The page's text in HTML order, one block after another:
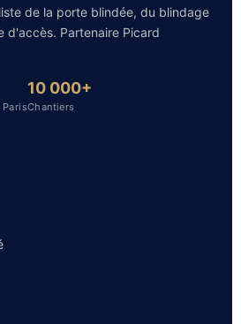
de la porte blindée, du blindage
d'accès. Partenaire Picard
10 000+
Chantiers